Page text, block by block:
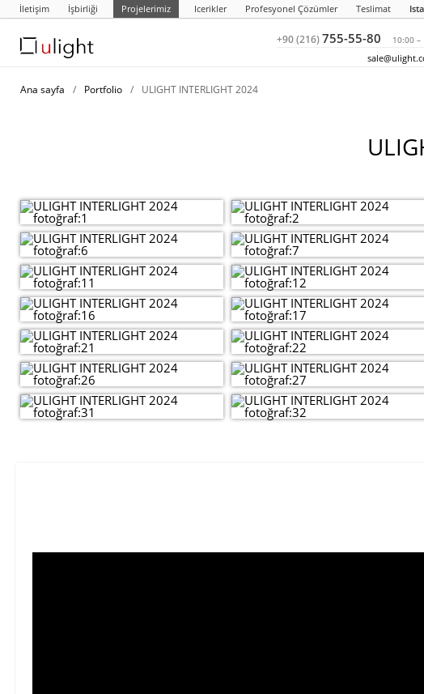
İletişim İşbirliği Projelerimiz Icerikler Profesyonel Çözümler Teslimat
+90 (216)755-55-80 10:00 –
Ana sayfa / Portfolio / ULIGHT INTERLIGHT 2024